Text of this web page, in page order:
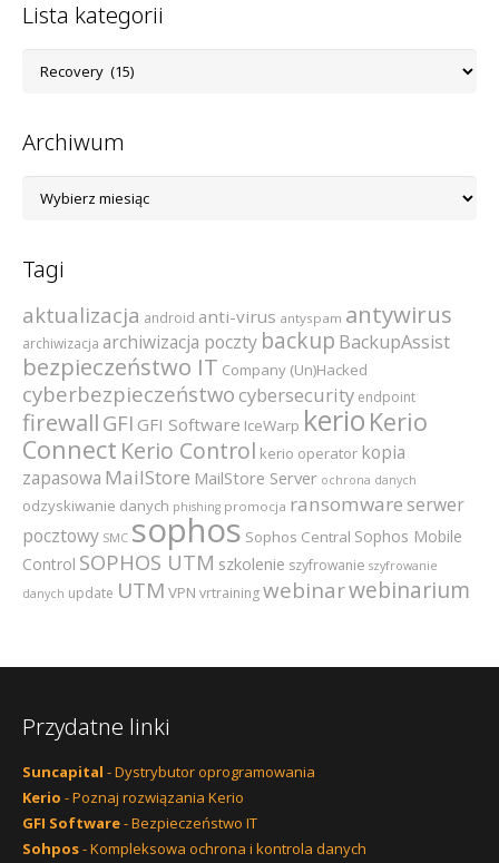
Lista kategorii
kategorii
Archiwum
Tagi
aktualizacja android anti-virus antyspam antywirus
archiwizacja archiwizacja poczty backup BackupAssist
bezpieczeństwo IT Company (Un)Hacked
cyberbezpieczeństwocybersecurity endpoint
firewall GFI GFI Software IceWarp kerio Kerio
Connect Kerio Control kerio operator kopia
zapasowa MailStore MailStore Server ochrona danych
odzyskiwanie danych phishing promocja ransomware serwer
pocztowy SMC sophos Sophos Central Sophos Mobile
Control SOPHOS UTM szkolenie szyfrowanie szyfrowanie
danych update UTM VPN vrtrainingwebinarwebinarium
Przydatne linki
Suncapital - Dystrybutor oprogramowania
Kerio - Poznaj rozwiązania Kerio
GFI Software- Bezpieczeństwo IT
Sohpos- Kompleksowa ochrona i kontrola danych